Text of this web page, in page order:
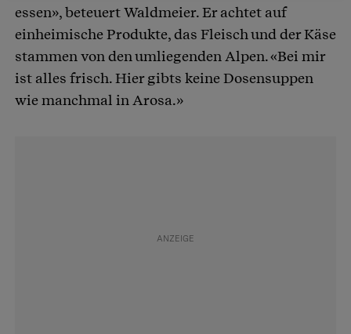
essen», beteuert Waldmeier. Er achtet auf
einheimische Produkte, das Fleisch und der Käse
stammen von den umliegenden Alpen. «Bei mir
ist alles frisch. Hier gibts keine Dosensuppen
wie manchmal in Arosa.»